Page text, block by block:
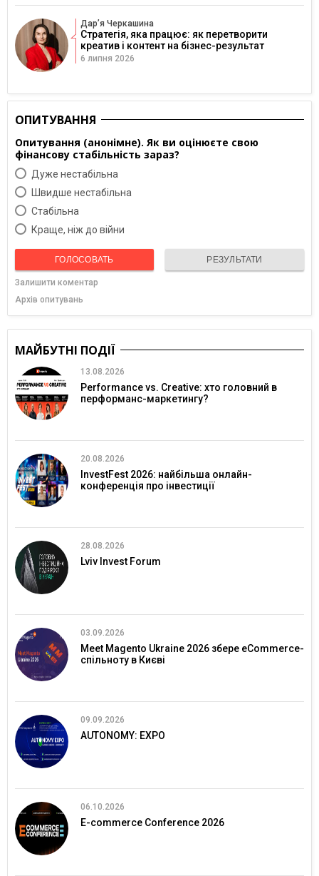
Дарʼя Черкашина
Стратегія, яка працює: як перетворити
креатив і контент на бізнес-результат
6 липня 2026
ОПИТУВАННЯ
Опитування (анонімне). Як ви оцінюєте свою
фінансову стабільність зараз?
Дуже нестабільна
Швидше нестабільна
Cтабільна
Краще, ніж до війни
ГОЛОСОВАТЬ РЕЗУЛЬТАТИ
Залишити коментар
Архів опитувань
МАЙБУТНІ ПОДІЇ
13.08.2026
Performance vs. Creative: хто головний в
перформанс-маркетингу?
20.08.2026
InvestFest 2026: найбільша онлайн-
конференція про інвестиції
28.08.2026
Lviv Invest Forum
03.09.2026
Meet Magento Ukraine 2026 збере eCommerce-
спільноту в Києві
09.09.2026
AUTONOMY: EXPO
06.10.2026
E-commerce Conference 2026